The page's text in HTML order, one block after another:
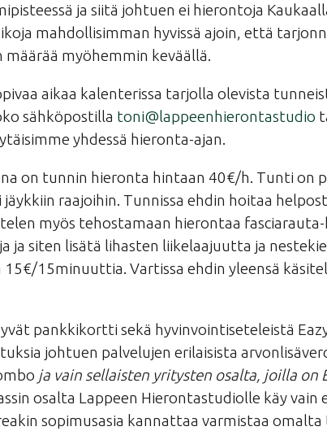
ja siitä johtuen ei hierontoja
mahdollisimman hyvissä ajoin, että
myöhemmin keväällä.
aikaa kalenterissa tarjolla olevista
sähköpostilla toni@lappeenhierontastudio
yhdessä hieronta-ajan.
on tunnin hieronta hintaan 40€/h. Tunti on
raajoihin. Tunnissa ehdin hoitaa
myös tehostamaan hierontaa
ja siten lisätä lihasten liikelaajuutta ja
15minuuttia. Vartissa ehdin yleensä
pankkikortti sekä hyvinvointiseteleistä
johtuen palvelujen erilaisista
ja vain sellaisten yritysten osalta, joilla on
osalta Lappeen Hierontastudiolle käy vain
sopimusasia kannattaa varmistaa